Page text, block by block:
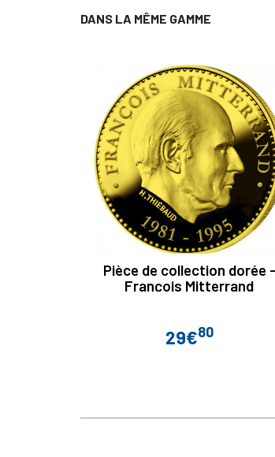
DANS LA MÊME GAMME
Pièce de collection dorée -
François Mitterrand
Prix
29€80